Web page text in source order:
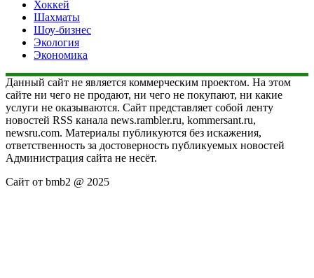
Хоккей
Шахматы
Шоу-бизнес
Экология
Экономика
Данный сайт не является коммерческим проектом. На этом
сайте ни чего не продают, ни чего не покупают, ни какие
услуги не оказываются. Сайт представляет собой ленту
новостей RSS канала news.rambler.ru, kommersant.ru,
newsru.com. Материалы публикуются без искажения,
ответственность за достоверность публикуемых новостей
Администрация сайта не несёт.
Сайт от bmb2 @ 2025